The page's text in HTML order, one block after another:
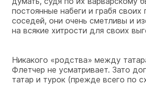
постоянные набеги и грабя своих
соседей, они очень сметливы и
на всякие хитрости для своих
Никакого «родства» между
Флетчер не усматривает. Зато
татар и турок (прежде всего по